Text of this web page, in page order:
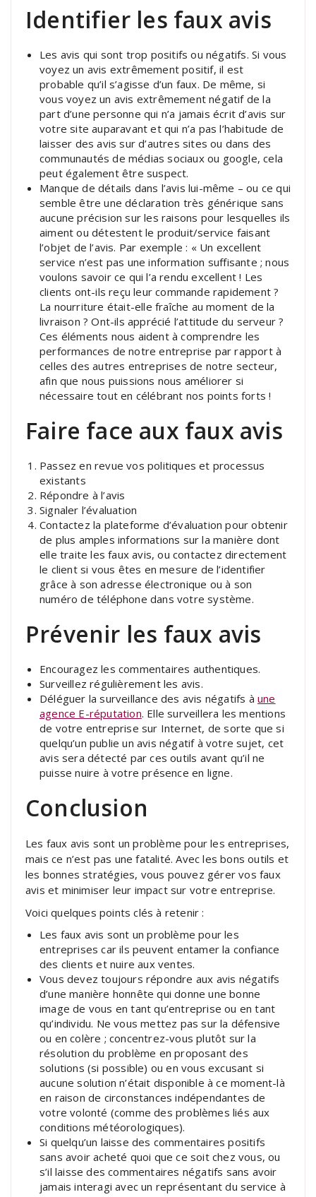
Identifier les faux avis
Les avis qui sont trop positifs ou négatifs. Si vous
voyez un avis extrêmement positif, il est
probable qu’il s’agisse d’un faux. De même, si
vous voyez un avis extrêmement négatif de la
part d’une personne qui n’a jamais écrit d’avis sur
votre site auparavant et qui n’a pas l’habitude de
laisser des avis sur d’autres sites ou dans des
communautés de médias sociaux ou google, cela
peut également être suspect.
Manque de détails dans l’avis lui-même – ou ce qui
semble être une déclaration très générique sans
aucune précision sur les raisons pour lesquelles ils
aiment ou détestent le produit/service faisant
l’objet de l’avis. Par exemple : « Un excellent
service n’est pas une information suffisante ; nous
voulons savoir ce qui l’a rendu excellent ! Les
clients ont-ils reçu leur commande rapidement ?
La nourriture était-elle fraîche au moment de la
livraison ? Ont-ils apprécié l’attitude du serveur ?
Ces éléments nous aident à comprendre les
performances de notre entreprise par rapport à
celles des autres entreprises de notre secteur,
afin que nous puissions nous améliorer si
nécessaire tout en célébrant nos points forts !
Faire face aux faux avis
Passez en revue vos politiques et processus
existants
Répondre à l’avis
Signaler l’évaluation
Contactez la plateforme d’évaluation pour obtenir
de plus amples informations sur la manière dont
elle traite les faux avis, ou contactez directement
le client si vous êtes en mesure de l’identifier
grâce à son adresse électronique ou à son
numéro de téléphone dans votre système.
Prévenir les faux avis
Encouragez les commentaires authentiques.
Surveillez régulièrement les avis.
Déléguer la surveillance des avis négatifs àune
agence E-réputation. Elle surveillera les mentions
de votre entreprise sur Internet, de sorte que si
quelqu’un publie un avis négatif à votre sujet, cet
avis sera détecté par ces outils avant qu’il ne
puisse nuire à votre présence en ligne.
Conclusion
Les faux avis sont un problème pour les entreprises,
mais ce n’est pas une fatalité. Avec les bons outils et
les bonnes stratégies, vous pouvez gérer vos faux
avis et minimiser leur impact sur votre entreprise.
Voici quelques points clés à retenir :
Les faux avis sont un problème pour les
entreprises car ils peuvent entamer la confiance
des clients et nuire aux ventes.
Vous devez toujours répondre aux avis négatifs
d’une manière honnête qui donne une bonne
image de vous en tant qu’entreprise ou en tant
qu’individu. Ne vous mettez pas sur la défensive
ou en colère ; concentrez-vous plutôt sur la
résolution du problème en proposant des
solutions (si possible) ou en vous excusant si
aucune solution n’était disponible à ce moment-là
en raison de circonstances indépendantes de
votre volonté (comme des problèmes liés aux
conditions météorologiques).
Si quelqu’un laisse des commentaires positifs
sans avoir acheté quoi que ce soit chez vous, ou
s’il laisse des commentaires négatifs sans avoir
jamais interagi avec un représentant du service à